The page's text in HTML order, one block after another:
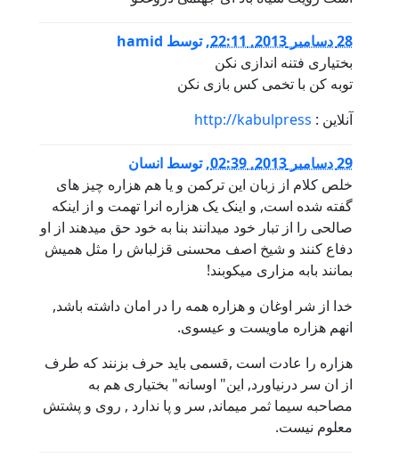
, توسطhamid
بختیاری فتنه اندازی نکن
توبه کن با تخمی کس بازی نکن
http://kabulpress
, توسطانسان
خلص کلام از زبان این ترکمن و یا هم هزاره چیز های
گفته شده است, و اینک یک هزاره انرا تهمت و از اینکه
صالحی را از تبار خود میدانند بنا به خود حق میدهند از او
دفاع کنند و شیخ اصف محسنی قزلباش را مثل همیش
بمانند بابه مزاری میکوبند!
خدا از شر اوغان و هزاره همه را در امان داشته باشد,
انهم هزاره ماویست و عیسوی.
هزاره را عادت است ,قسمی باید حرف بزنند که طرف
از ان سر درنیاورد, این" اوسانه" بختیاری هم به
مصاحبه سیما ثمر میماند, سر و پا ندارد , روی و پشتش
معلوم نیست.